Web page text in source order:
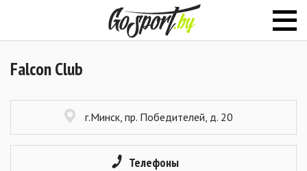
Falcon Club
г.Минск, пр. Победителей, д. 20
Телефоны